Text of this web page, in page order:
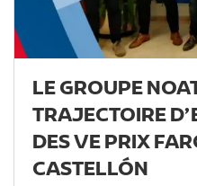
LE GROUPE
TRAJECTOIRE
DES VE PRIX
CASTELLÓN